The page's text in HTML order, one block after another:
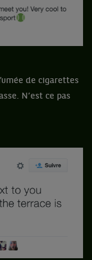
de cigarettes
N’est ce pas